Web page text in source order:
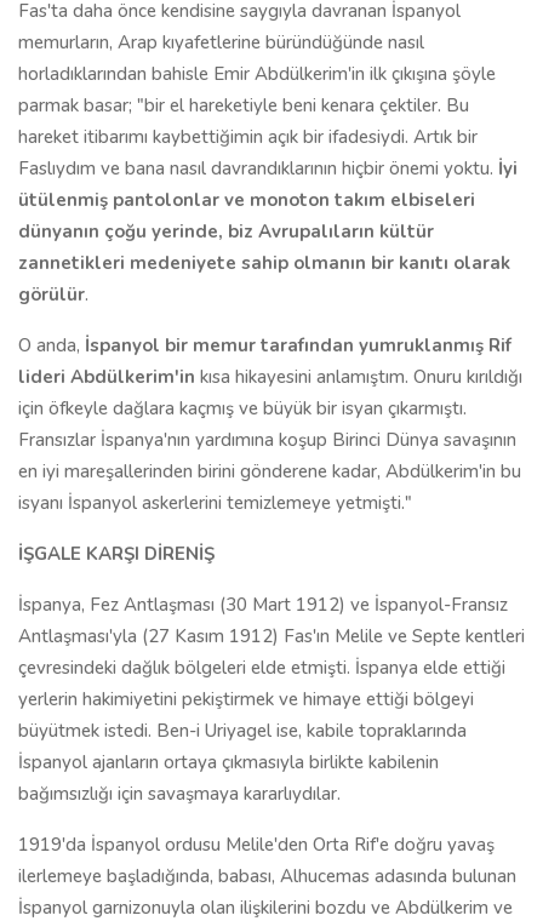
Fas'ta daha önce kendisine saygıyla davranan İspanyol
memurların, Arap kıyafetlerine büründüğünde nasıl
horladıklarından bahisle Emir Abdülkerim'in ilk çıkışına şöyle
parmak basar; "bir el hareketiyle beni kenara çektiler. Bu
hareket itibarımı kaybettiğimin açık bir ifadesiydi. Artık bir
Faslıydım ve bana nasıl davrandıklarının hiçbir önemi yoktu. İyi
ütülenmiş pantolonlar ve monoton takım elbiseleri
dünyanın çoğu yerinde, biz Avrupalıların kültür
zannetikleri medeniyete sahip olmanın bir kanıtı olarak
görülür.
O anda, İspanyol bir memur tarafından yumruklanmış Rif
lideri Abdülkerim'in kısa hikayesini anlamıştım. Onuru kırıldığı
için öfkeyle dağlara kaçmış ve büyük bir isyan çıkarmıştı.
Fransızlar İspanya'nın yardımına koşup Birinci Dünya savaşının
en iyi mareşallerinden birini gönderene kadar, Abdülkerim'in bu
isyanı İspanyol askerlerini temizlemeye yetmişti."
İŞGALE KARŞI DİRENİŞ
İspanya, Fez Antlaşması (30 Mart 1912) ve İspanyol-Fransız
Antlaşması'yla (27 Kasım 1912) Fas'ın Melile ve Septe kentleri
çevresindeki dağlık bölgeleri elde etmişti. İspanya elde ettiği
yerlerin hakimiyetini pekiştirmek ve himaye ettiği bölgeyi
büyütmek istedi. Ben-i Uriyagel ise, kabile topraklarında
İspanyol ajanların ortaya çıkmasıyla birlikte kabilenin
bağımsızlığı için savaşmaya kararlıydılar.
1919'da İspanyol ordusu Melile'den Orta Rif'e doğru yavaş
ilerlemeye başladığında, babası, Alhucemas adasında bulunan
İspanyol garnizonuyla olan ilişkilerini bozdu ve Abdülkerim ve